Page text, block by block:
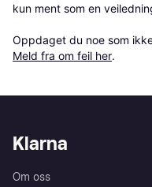
kun ment som en
Oppdaget du noe som
Meld fra om feil her.
Klarna
Om oss